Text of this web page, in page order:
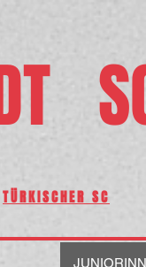
TÜRKISCHER SC